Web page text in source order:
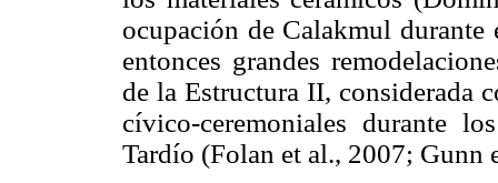
ocupación de Calakmul durante
entonces grandes
de la Estructura II, considerada
cívico-ceremoniales durante
Tardío (Folan et al., 2007; Gunn